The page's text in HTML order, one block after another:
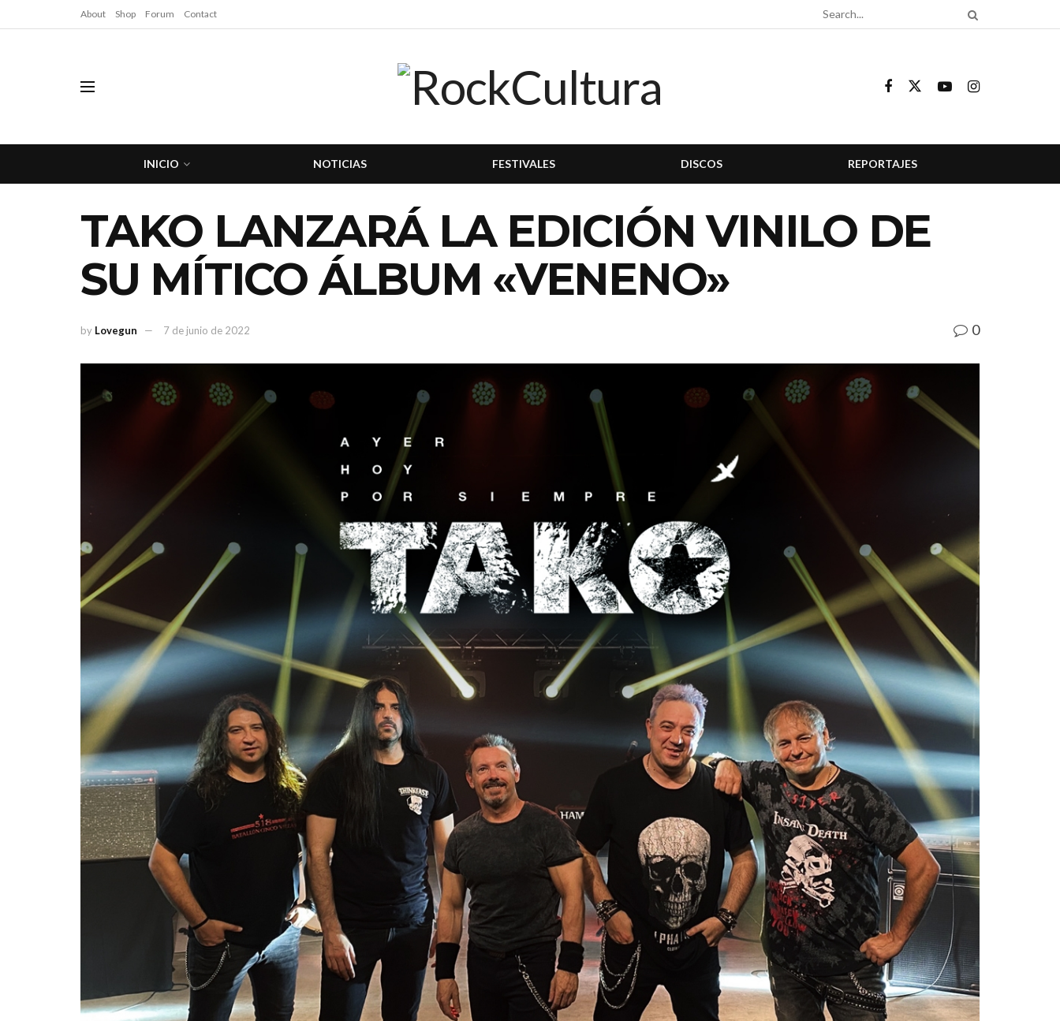
About Shop Forum Contact
INICIO NOTICIAS FESTIVALES DISCOS REPORTAJES
TAKO LANZARÁ LA EDICIÓN VINILO DE
SU MÍTICO ÁLBUM «VENENO»
by Lovegun 7 de junio de 2022 0